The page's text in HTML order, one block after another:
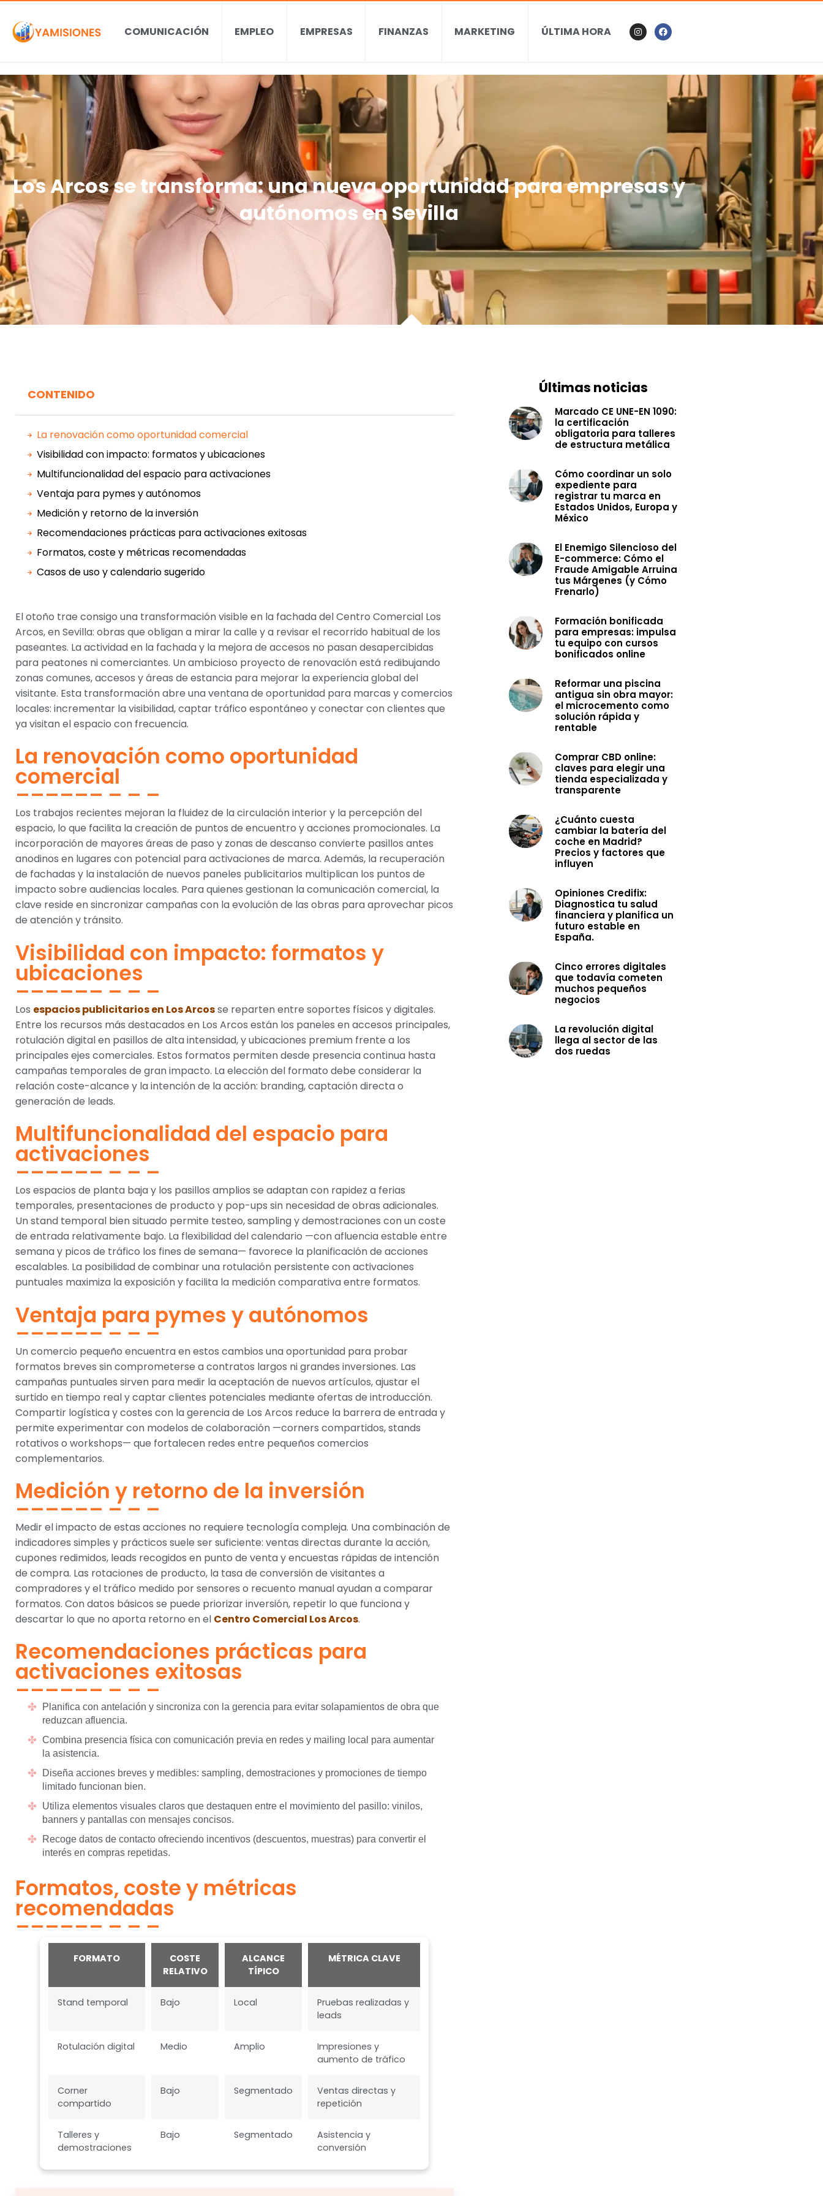
COMUNICACIÓN EMPLEO EMPRESAS FINANZAS MARKETING ÚLTIMA HORA
Los Arcos se transforma: una nueva oportunidad para empresas y
autónomos en Sevilla
CONTENIDO
La renovación como oportunidad comercial
Visibilidad con impacto: formatos y ubicaciones
Multifuncionalidad del espacio para activaciones
Ventaja para pymes y autónomos
Medición y retorno de la inversión
Recomendaciones prácticas para activaciones exitosas
Formatos, coste y métricas recomendadas
Casos de uso y calendario sugerido
El otoño trae consigo una transformación visible en la fachada del Centro Comercial Los
Arcos, en Sevilla: obras que obligan a mirar la calle y a revisar el recorrido habitual de los
paseantes. La actividad en la fachada y la mejora de accesos no pasan desapercibidas
para peatones ni comerciantes. Un ambicioso proyecto de renovación está redibujando
zonas comunes, accesos y áreas de estancia para mejorar la experiencia global del
visitante. Esta transformación abre una ventana de oportunidad para marcas y comercios
locales: incrementar la visibilidad, captar tráfico espontáneo y conectar con clientes que
ya visitan el espacio con frecuencia.
La renovación como oportunidad
comercial
Los trabajos recientes mejoran la fluidez de la circulación interior y la percepción del
espacio, lo que facilita la creación de puntos de encuentro y acciones promocionales. La
incorporación de mayores áreas de paso y zonas de descanso convierte pasillos antes
anodinos en lugares con potencial para activaciones de marca. Además, la recuperación
de fachadas y la instalación de nuevos paneles publicitarios multiplican los puntos de
impacto sobre audiencias locales. Para quienes gestionan la comunicación comercial, la
clave reside en sincronizar campañas con la evolución de las obras para aprovechar picos
de atención y tránsito.
Visibilidad con impacto: formatos y
ubicaciones
Los espacios publicitarios en Los Arcosse reparten entre soportes físicos y digitales.
Entre los recursos más destacados en Los Arcos están los paneles en accesos principales,
rotulación digital en pasillos de alta intensidad, y ubicaciones premium frente a los
principales ejes comerciales. Estos formatos permiten desde presencia continua hasta
campañas temporales de gran impacto. La elección del formato debe considerar la
relación coste-alcance y la intención de la acción: branding, captación directa o
generación de leads.
Multifuncionalidad del espacio para
activaciones
Los espacios de planta baja y los pasillos amplios se adaptan con rapidez a ferias
temporales, presentaciones de producto y pop-ups sin necesidad de obras adicionales.
Un stand temporal bien situado permite testeo, sampling y demostraciones con un coste
de entrada relativamente bajo. La flexibilidad del calendario —con afluencia estable entre
semana y picos de tráfico los fines de semana— favorece la planificación de acciones
escalables. La posibilidad de combinar una rotulación persistente con activaciones
puntuales maximiza la exposición y facilita la medición comparativa entre formatos.
Ventaja para pymes y autónomos
Un comercio pequeño encuentra en estos cambios una oportunidad para probar
formatos breves sin comprometerse a contratos largos ni grandes inversiones. Las
campañas puntuales sirven para medir la aceptación de nuevos artículos, ajustar el
surtido en tiempo real y captar clientes potenciales mediante ofertas de introducción.
Compartir logística y costes con la gerencia de Los Arcos reduce la barrera de entrada y
permite experimentar con modelos de colaboración —corners compartidos, stands
rotativos o workshops— que fortalecen redes entre pequeños comercios
complementarios.
Medición y retorno de la inversión
Medir el impacto de estas acciones no requiere tecnología compleja. Una combinación de
indicadores simples y prácticos suele ser suficiente: ventas directas durante la acción,
cupones redimidos, leads recogidos en punto de venta y encuestas rápidas de intención
de compra. Las rotaciones de producto, la tasa de conversión de visitantes a
compradores y el tráfico medido por sensores o recuento manual ayudan a comparar
formatos. Con datos básicos se puede priorizar inversión, repetir lo que funciona y
descartar lo que no aporta retorno en el Centro Comercial Los Arcos.
Recomendaciones prácticas para
activaciones exitosas
Planifica con antelación y sincroniza con la gerencia para evitar solapamientos de obra que
reduzcan afluencia.
Combina presencia física con comunicación previa en redes y mailing local para aumentar
la asistencia.
Diseña acciones breves y medibles: sampling, demostraciones y promociones de tiempo
limitado funcionan bien.
Utiliza elementos visuales claros que destaquen entre el movimiento del pasillo: vinilos,
banners y pantallas con mensajes concisos.
Recoge datos de contacto ofreciendo incentivos (descuentos, muestras) para convertir el
interés en compras repetidas.
Formatos, coste y métricas
recomendadas
FORMATO
COSTE
RELATIVO
ALCANCE
TÍPICO
MÉTRICA CLAVE
Stand temporal Bajo Local
Pruebas realizadas y
leads
Rotulación digital Medio Amplio
Impresiones y
aumento de tráfico
Corner
compartido
Bajo Segmentado
Ventas directas y
repetición
Talleres y
demostraciones
Bajo Segmentado
Asistencia y
conversión
Últimas noticias
Marcado CE UNE-EN 1090:
la certificación
obligatoria para talleres
de estructura metálica
Cómo coordinar un solo
expediente para
registrar tu marca en
Estados Unidos, Europa y
México
El Enemigo Silencioso del
E-commerce: Cómo el
Fraude Amigable Arruina
tus Márgenes (y Cómo
Frenarlo)
Formación bonificada
para empresas: impulsa
tu equipo con cursos
bonificados online
Reformar una piscina
antigua sin obra mayor:
el microcemento como
solución rápida y
rentable
Comprar CBD online:
claves para elegir una
tienda especializada y
transparente
¿Cuánto cuesta
cambiar la batería del
coche en Madrid?
Precios y factores que
influyen
Opiniones Credifix:
Diagnostica tu salud
financiera y planifica un
futuro estable en
España.
Cinco errores digitales
que todavía cometen
muchos pequeños
negocios
La revolución digital
llega al sector de las
dos ruedas